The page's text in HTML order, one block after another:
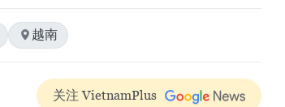
越南
关注 VietnamPlus